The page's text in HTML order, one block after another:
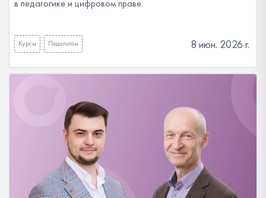
в педагогике и цифровом праве.
Курсы Педагогам 8 июн. 2026 г.